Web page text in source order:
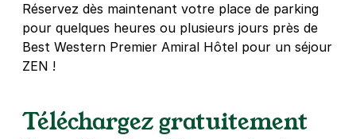
+ Abonnements disponibles
73 rue Clisson
75013
Paris
Réservez dès maintenant votre place de parking
pour quelques heures ou plusieurs jours près de
Best Western Premier Amiral Hôtel pour un séjour
ZEN !
Téléchargez gratuitement